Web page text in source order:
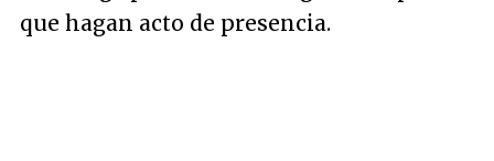
que hagan acto de presencia.